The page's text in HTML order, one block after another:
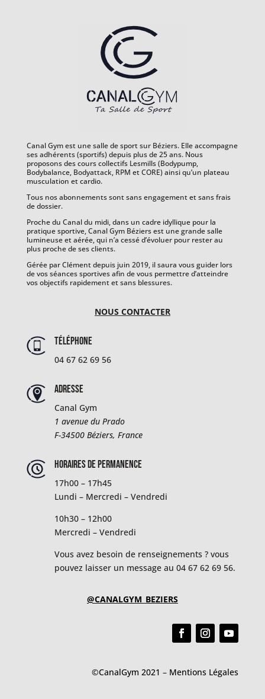
Canal Gym est une salle de sport sur Béziers. Elle accompagne
ses adhérents (sportifs) depuis plus de 25 ans. Nous
proposons des cours collectifs Lesmills (Bodypump,
Bodybalance, Bodyattack, RPM et CORE) ainsi qu’un plateau
musculation et cardio.
Tous nos abonnements sont sans engagement et sans frais
de dossier.
Proche du Canal du midi, dans un cadre idyllique pour la
pratique sportive, Canal Gym Béziers est une grande salle
lumineuse et aérée, qui n’a cessé d’évoluer pour rester au
plus proche de ses clients.
Gérée par Clément depuis juin 2019, il saura vous guider lors
de vos séances sportives afin de vous permettre d’atteindre
vos objectifs rapidement et sans blessures.
NOUS CONTACTER
Téléphone
04 67 62 69 56
Adresse
Canal Gym
1 avenue du Prado
F-34500 Béziers, France
Horaires de permanence
17h00 – 17h45
Lundi – Mercredi – Vendredi
10h30 – 12h00
Mercredi – Vendredi
Vous avez besoin de renseignements ? vous
pouvez laisser un message au 04 67 62 69 56.
@CANALGYM_BEZIERS
©CanalGym 2021 – Mentions Légales